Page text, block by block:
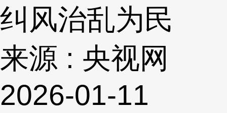
纠风治乱为民
来源 : 央视网
2026-01-11